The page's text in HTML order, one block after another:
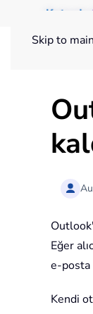
Skip to
Kutools
Eğer
e-posta
Kendi